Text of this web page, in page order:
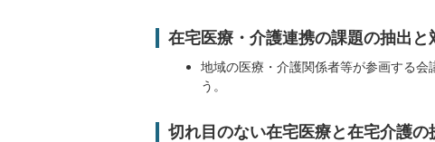
在宅医療・介護連携の課題の抽出と
地域の医療・介護関係者等が参画する
う。
切れ目のない在宅医療と在宅介護の